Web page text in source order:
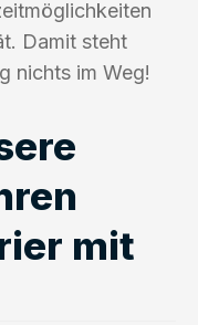
Damit steht
nichts im Weg!
mit